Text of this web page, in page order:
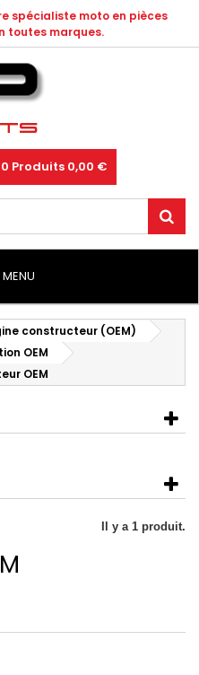
spécialiste moto en pièces
toutes marques.
0 Produits 0,00 €
MENU
constructeur (OEM)
OEM
OEM
Il y a 1 produit.